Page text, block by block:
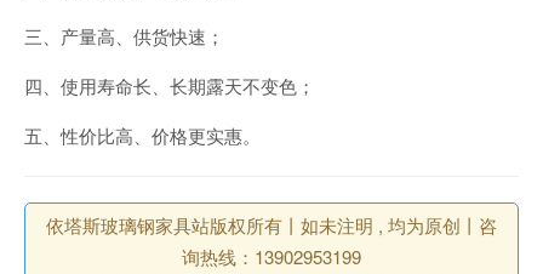
三、产量高、供货快速；
四、使用寿命长、长期露天不变色；
五、性价比高、价格更实惠。
依塔斯玻璃钢家具站版权所有丨如未注明 , 均为原创丨咨
询热线：13902953199